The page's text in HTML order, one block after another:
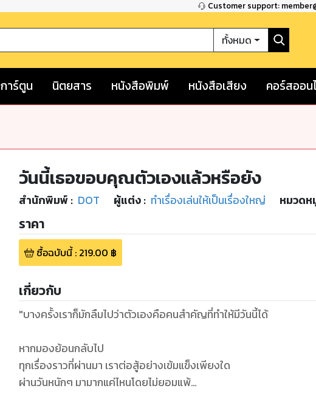
Customer support:
ทั้งหมด
การ์ตูน นิตยสาร หนังสือพิมพ์ หนังสือเสียง คอร์สออน
วันนี้เธอขอบคุณตัวเองแล้วหรือยัง
สำนักพิมพ์ : DOT ผู้แต่ง : ทำเรื่องเล่นให้เป็นเรื่องใหญ่ หมวดห
ราคา
ซื้อฉบับนี้: 219.00 ฿
เกี่ยวกับ
"บางครั้งเราก็มักลืมไปว่าตัวเองคือคนสำคัญที่ทำให้มีวันนี้ได้
หากมองย้อนกลับไป
ทุกเรื่องราวที่ผ่านมา เราต่อสู้อย่างเข้มแข็งเพียงใด
ผ่านวันหนักๆ มามากแค่ไหนโดยไม่ยอมแพ้